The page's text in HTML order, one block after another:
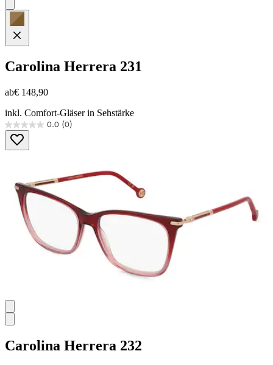
Carolina Herrera 231
ab€ 148,90
inkl. Comfort-Gläser in Sehstärke
0.0 (0)
0.0
von
5
Carolina Herrera 232